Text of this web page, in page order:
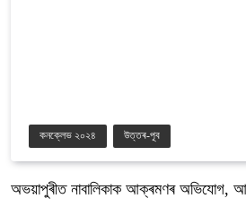
কনক্লেভ ২০২৪ উত্তৰ-পূব
অভয়াপুৰীত নাবালিকাক আক্ৰমণৰ অভিযোগ,